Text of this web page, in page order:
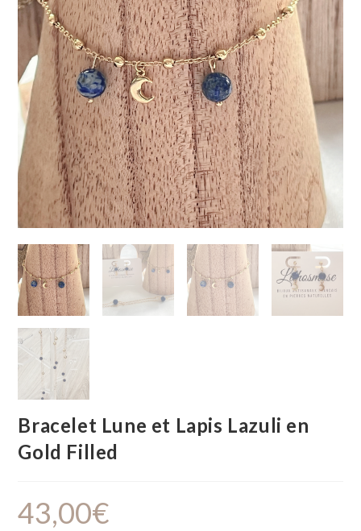
Bracelet Lune et Lapis Lazuli en
Gold Filled
43,00€